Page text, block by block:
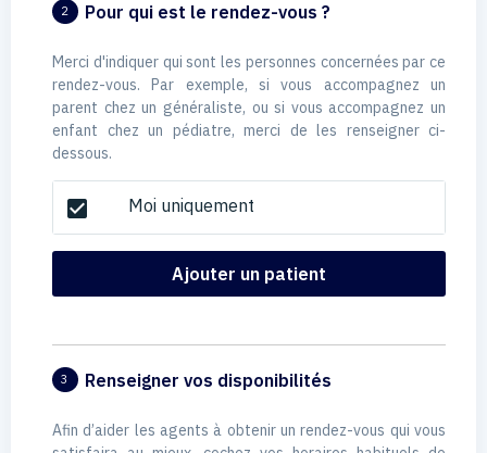
2 Pour qui est le rendez-vous ?
Merci d'indiquer qui sont les personnes concernées par ce
rendez-vous. Par exemple, si vous accompagnez un
parent chez un généraliste, ou si vous accompagnez un
enfant chez un pédiatre, merci de les renseigner ci-
dessous.
check_box Moi uniquement
Ajouter un patient
3 Renseigner vos disponibilités
Afin d’aider les agents à obtenir un rendez-vous qui vous